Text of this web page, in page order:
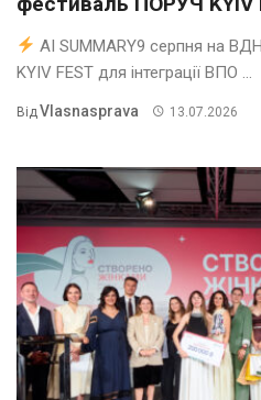
AI SUMMARY9 серпня на
KYIV FEST для інтеграції ВПО ...
Від Vlasnasprava 13.07.2026